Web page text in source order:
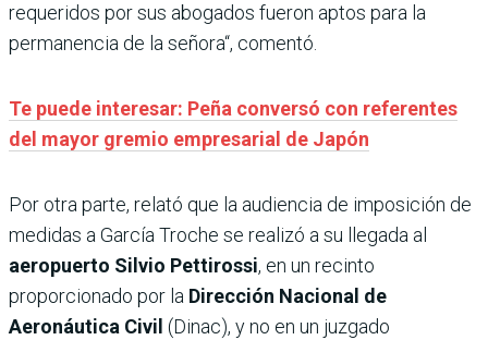
requeridos por sus abogados fueron aptos para la
permanencia de la señora“, comentó.
Te puede interesar: Peña conversó con referentes
del mayor gremio empresarial de Japón
Por otra parte, relató que la audiencia de imposición de
medidas a García Troche se realizó a su llegada al
aeropuerto Silvio Pettirossi, en un recinto
proporcionado por la Dirección Nacional de
Aeronáutica Civil (Dinac), y no en un juzgado